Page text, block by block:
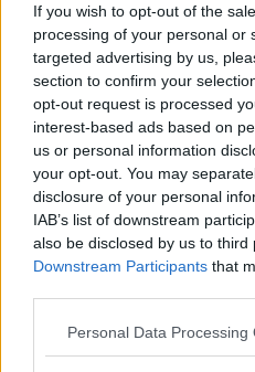
If you wish to opt-out of the
processing of your personal or
targeted advertising by us,
section to confirm your
opt-out request is processed
interest-based ads based on
us or personal information
your opt-out. You may
disclosure of your personal
IAB’s list of downstream
also be disclosed by us to third
Downstream Participants that
Personal Data Processing
PROVINCIA DI MASSA-
contagio da Covid-19 emersi
provinciale di Massa Carrara, tra
complessivamente da inizio
oggi 70.002.
Non si registra alcun
nuovo
triste conta delle morti
dall'inizio dell'emergenza sanitaria.
3, Podenzana 1, Pontremoli 1,